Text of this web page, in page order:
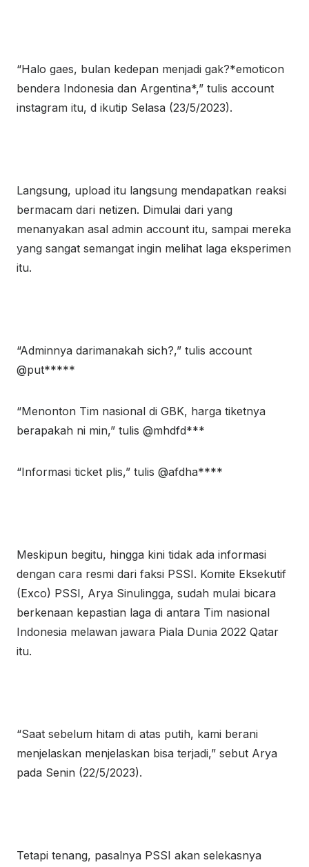
“Halo gaes, bulan kedepan menjadi gak?*emoticon
bendera Indonesia dan Argentina*,” tulis account
instagram itu, d ikutip Selasa (23/5/2023).
Langsung, upload itu langsung mendapatkan reaksi
bermacam dari netizen. Dimulai dari yang
menanyakan asal admin account itu, sampai mereka
yang sangat semangat ingin melihat laga eksperimen
itu.
“Adminnya darimanakah sich?,” tulis account
@put*****
“Menonton Tim nasional di GBK, harga tiketnya
berapakah ni min,” tulis @mhdfd***
“Informasi ticket plis,” tulis @afdha****
Meskipun begitu, hingga kini tidak ada informasi
dengan cara resmi dari faksi PSSI. Komite Eksekutif
(Exco) PSSI, Arya Sinulingga, sudah mulai bicara
berkenaan kepastian laga di antara Tim nasional
Indonesia melawan jawara Piala Dunia 2022 Qatar
itu.
“Saat sebelum hitam di atas putih, kami berani
menjelaskan menjelaskan bisa terjadi,” sebut Arya
pada Senin (22/5/2023).
Tetapi tenang, pasalnya PSSI akan selekasnya